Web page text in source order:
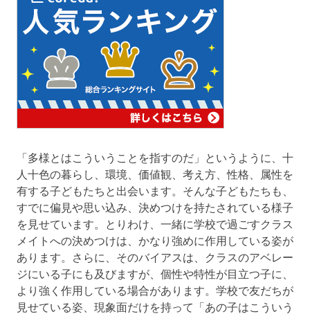
「多様とはこういうことを指すのだ」というように、十
人十色の暮らし、環境、価値観、考え方、性格、属性を
有する子どもたちと出会います。そんな子どもたちも、
すでに偏見や思い込み、決めつけを持たされている様子
を見せています。とりわけ、一緒に学校で過ごすクラス
メイトへの決めつけは、かなり強めに作用している姿が
あります。さらに、そのバイアスは、クラスのアベレー
ジにいる子にも及びますが、個性や特性が目立つ子に、
より強く作用している場合があります。学校で友だちが
見せている姿、現象面だけを持って「あの子はこういう